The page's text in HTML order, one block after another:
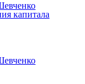
капитала